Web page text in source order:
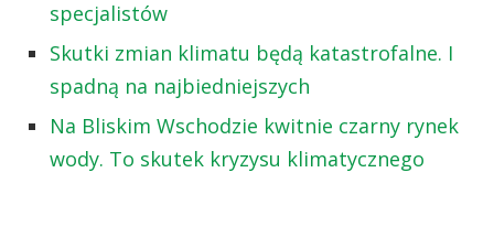
specjalistów
Skutki zmian klimatu będą katastrofalne. I
spadną na najbiedniejszych
Na Bliskim Wschodzie kwitnie czarny rynek
wody. To skutek kryzysu klimatycznego